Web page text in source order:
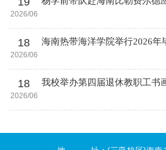
2026/06
18
2026/06
海南热带海洋学院举行2026年
18
2026/06
我校举办第四届退休教职工书